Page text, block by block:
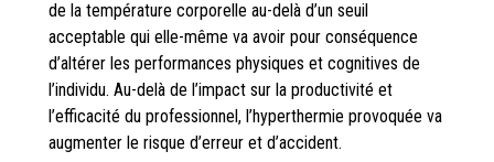
de la température corporelle au-delà d’un seuil
acceptable qui elle-même va avoir pour conséquence
d’altérer les performances physiques et cognitives de
l’individu. Au-delà de l’impact sur la productivité et
l’efficacité du professionnel, l’hyperthermie provoquée va
augmenter le risque d’erreur et d’accident.